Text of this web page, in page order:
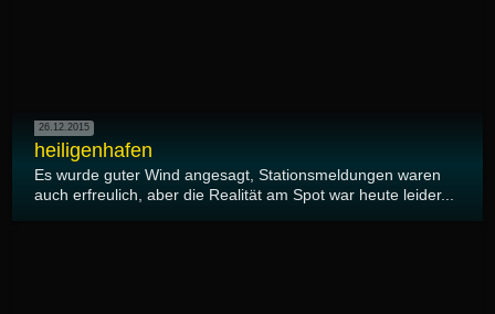
26.12.2015
heiligenhafen
Es wurde guter Wind angesagt, Stationsmeldungen waren
auch erfreulich, aber die Realität am Spot war heute leider...